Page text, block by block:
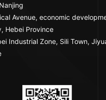
Avenue, economic
Hebei Province
Industrial Zone, Sili Town,